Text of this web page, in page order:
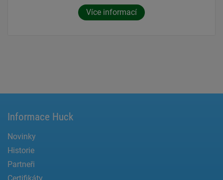
Více informací
Informace Huck
Novinky
Historie
Partneři